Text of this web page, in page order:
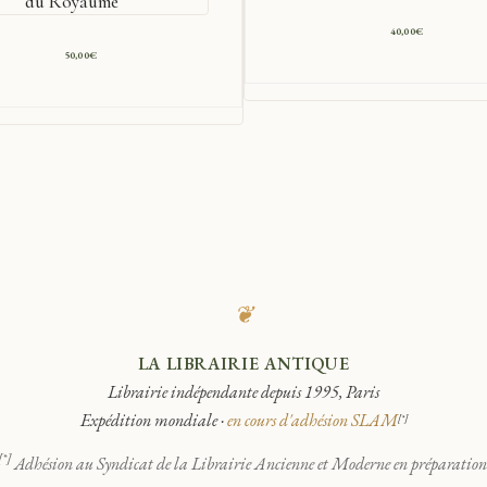
50,00€
40,00€
❦
LA LIBRAIRIE ANTIQUE
Librairie indépendante depuis 1995, Paris
Expédition mondiale ·en cours d'adhésion SLAM[*]
Adhésion au Syndicat de la Librairie Ancienne et Moderne en